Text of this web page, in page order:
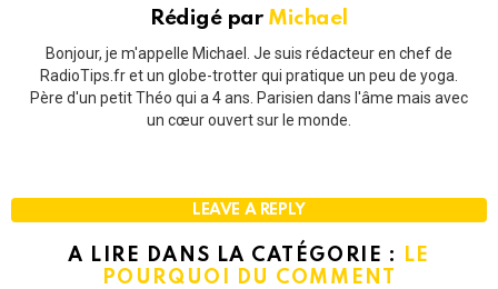
Rédigé par Michael
Bonjour, je m'appelle Michael. Je suis rédacteur en chef de
RadioTips.fr et un globe-trotter qui pratique un peu de yoga.
Père d'un petit Théo qui a 4 ans. Parisien dans l'âme mais avec
un cœur ouvert sur le monde.
LEAVE A REPLY
A LIRE DANS LA CATÉGORIE :
LE
POURQUOI DU COMMENT